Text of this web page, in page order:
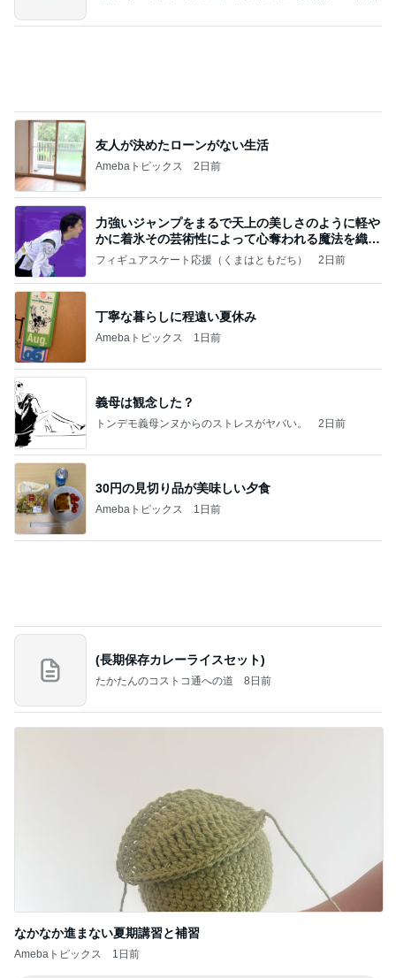
友人が決めたローンがない生活
Amebaトピックス 2日前
力強いジャンプをまるで天上の美しさのように軽や
かに着氷その芸術性によって心奪われる魔法を織り
なす
フィギュアスケート応援（くまはともだち） 2日前
丁寧な暮らしに程遠い夏休み
Amebaトピックス 1日前
義母は観念した？
トンデモ義母ンヌからのストレスがヤバい。 2日前
30円の見切り品が美味しい夕食
Amebaトピックス 1日前
(長期保存カレーライスセット)
たかたんのコストコ通への道 8日前
なかなか進まない夏期講習と補習
Amebaトピックス 1日前